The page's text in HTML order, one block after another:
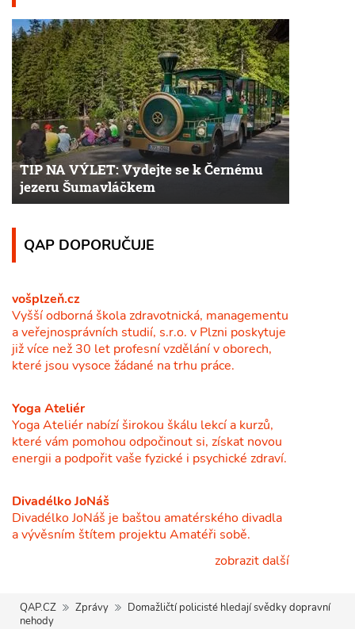
TIP NA VÝLET: Vydejte se k Černému
jezeru Šumavláčkem
QAP DOPORUČUJE
vošplzeň.cz
Vyšší odborná škola zdravotnická, managementu
a veřejnosprávních studií, s.r.o. v Plzni poskytuje
již více než 30 let profesní vzdělání v oborech,
které jsou vysoce žádané na trhu práce.
Yoga Ateliér
Yoga Ateliér nabízí širokou škálu lekcí a kurzů,
které vám pomohou odpočinout si, získat novou
energii a podpořit vaše fyzické i psychické zdraví.
Divadélko JoNáš
Divadélko JoNáš je baštou amatérského divadla
a vývěsním štítem projektu Amatéři sobě.
zobrazit další
QAP.CZ Zprávy
Domažličtí policisté hledají svědky dopravní
nehody